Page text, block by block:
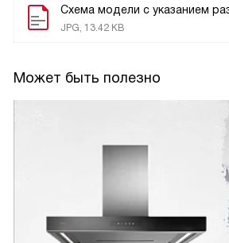
Схема модели с указанием
JPG, 13.42 KB
Может быть полезно